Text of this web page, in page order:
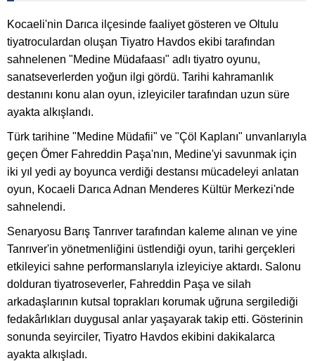
Kocaeli'nin Darıca ilçesinde faaliyet gösteren ve Oltulu
tiyatroculardan oluşan Tiyatro Havdos ekibi tarafından
sahnelenen "Medine Müdafaası" adlı tiyatro oyunu,
sanatseverlerden yoğun ilgi gördü. Tarihi kahramanlık
destanını konu alan oyun, izleyiciler tarafından uzun süre
ayakta alkışlandı.
Türk tarihine "Medine Müdafii" ve "Çöl Kaplanı" unvanlarıyla
geçen Ömer Fahreddin Paşa'nın, Medine'yi savunmak için
iki yıl yedi ay boyunca verdiği destansı mücadeleyi anlatan
oyun, Kocaeli Darıca Adnan Menderes Kültür Merkezi'nde
sahnelendi.
Senaryosu Barış Tanrıver tarafından kaleme alınan ve yine
Tanrıver'in yönetmenliğini üstlendiği oyun, tarihi gerçekleri
etkileyici sahne performanslarıyla izleyiciye aktardı. Salonu
dolduran tiyatroseverler, Fahreddin Paşa ve silah
arkadaşlarının kutsal toprakları korumak uğruna sergilediği
fedakârlıkları duygusal anlar yaşayarak takip etti. Gösterinin
sonunda seyirciler, Tiyatro Havdos ekibini dakikalarca
ayakta alkışladı.